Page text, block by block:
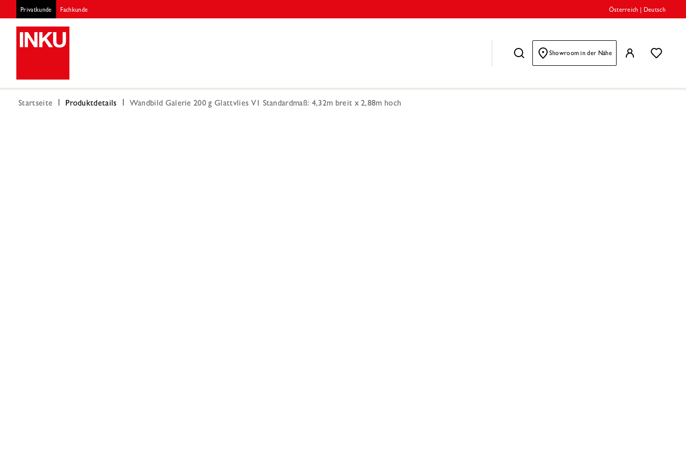
Privatkunde Fachkunde Österreich Deutsch
Showroom in der Nähe
Startseite Produktdetails Wandbild Galerie 200 g Glattvlies V1 Standardmaß: 4,32m breit x 2,88m hoch